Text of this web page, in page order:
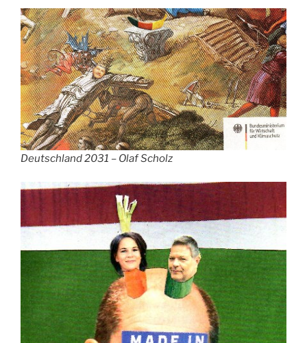
Deutschland 2031 – Olaf Scholz